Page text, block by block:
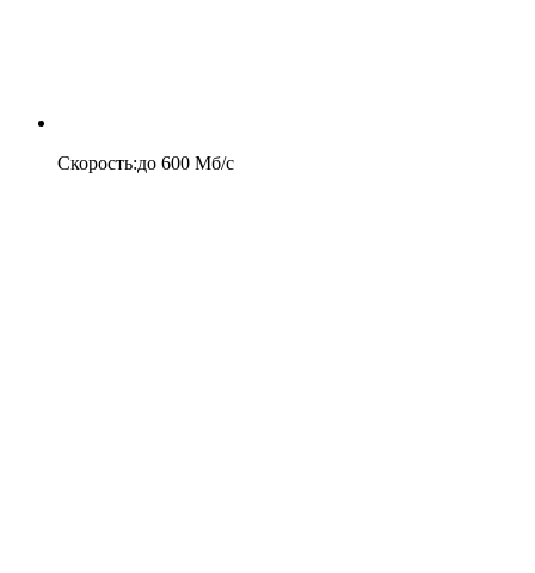
Скорость:до 600 Мб/c